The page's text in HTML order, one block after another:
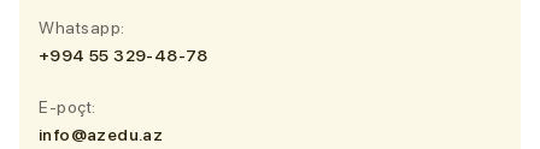
Whatsapp:
+994 55 329-48-78
E-poçt:
info@azedu.az